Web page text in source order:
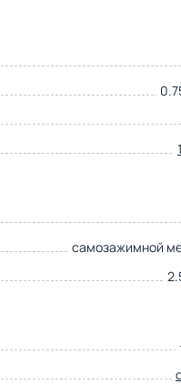
самозажимной